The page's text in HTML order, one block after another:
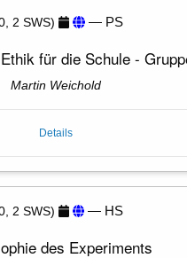
2 SWS) — PS
für die Schule -
Martin Weichold
Details
2 SWS) — HS
des Experiments